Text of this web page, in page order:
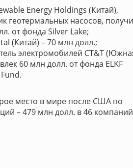
Energy Holdings (Китай),
геотермальных насосов,
от фонда Silver Lake;
(Китай) – 70 млн долл.;
электромобилей CT&T
60 млн долл. от фонда ELKF
место в мире после США по
– 479 млн долл. в 46